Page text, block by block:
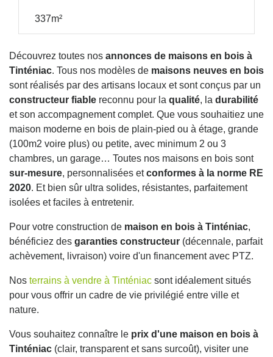
337m²
Découvrez toutes nos annonces de maisons en bois à
Tinténiac. Tous nos modèles de maisons neuves en bois
sont réalisés par des artisans locaux et sont conçus par un
constructeur fiable reconnu pour la qualité, la durabilité
et son accompagnement complet. Que vous souhaitiez une
maison moderne en bois de plain-pied ou à étage, grande
(100m2 voire plus) ou petite, avec minimum 2 ou 3
chambres, un garage… Toutes nos maisons en bois sont
sur-mesure, personnalisées etconformes à la norme RE
2020. Et bien sûr ultra solides, résistantes, parfaitement
isolées et faciles à entretenir.
Pour votre construction de maison en bois à Tinténiac,
bénéficiez des garanties constructeur (décennale, parfait
achèvement, livraison) voire d'un financement avec PTZ.
Nos terrains à vendre à Tinténiac sont idéalement situés
pour vous offrir un cadre de vie privilégié entre ville et
nature.
Vous souhaitez connaître le prix d'une maison en bois à
Tinténiac (clair, transparent et sans surcoût), visiter une